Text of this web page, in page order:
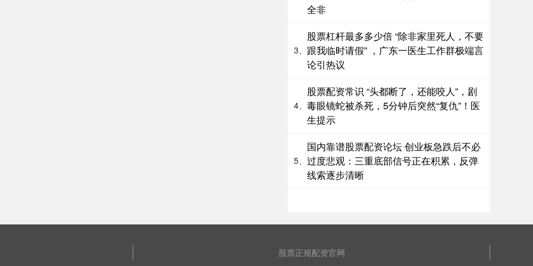
全非
3、
股票杠杆最多多少倍 “除非家里死人，不要
跟我临时请假” ，广东一医生工作群极端言
论引热议
4、
股票配资常识 “头都断了，还能咬人”，剧
毒眼镜蛇被杀死，5分钟后突然“复仇”！医
生提示
5、
国内靠谱股票配资论坛 创业板急跌后不必
过度悲观：三重底部信号正在积累，反弹
线索逐步清晰
股票正规配资官网